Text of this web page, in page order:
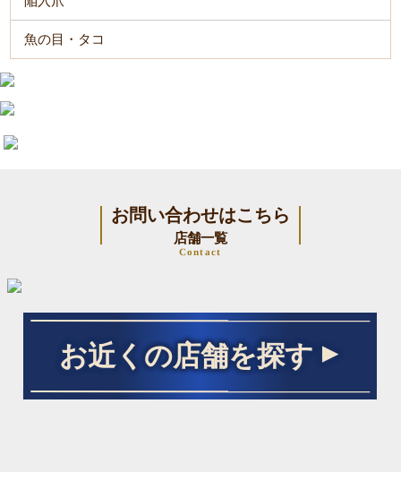
魚の目・タコ
お問い合わせはこちら
店舗一覧
Contact
お近くの店舗を探す